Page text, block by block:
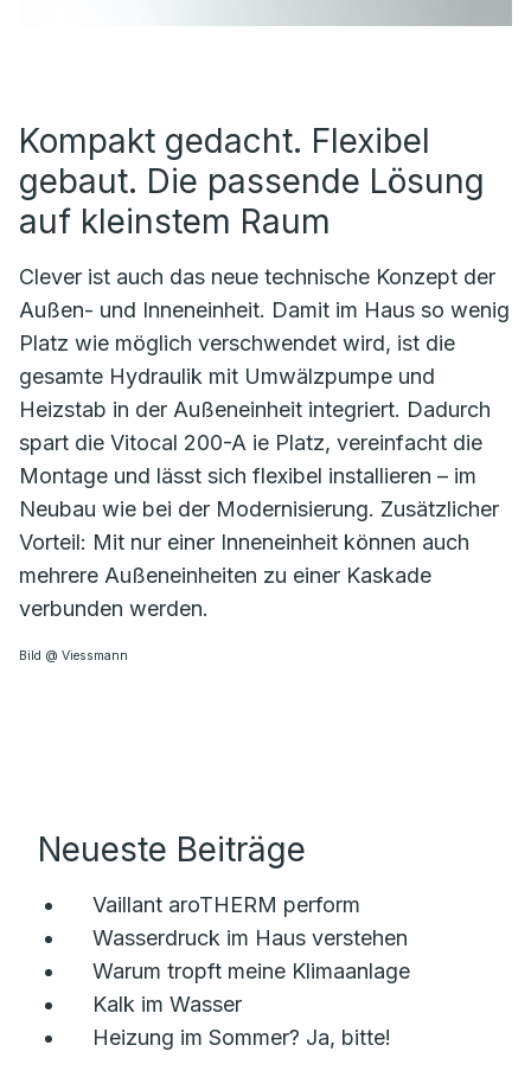
Kompakt gedacht. Flexibel
gebaut. Die passende Lösung
auf kleinstem Raum
Clever ist auch das neue technische Konzept der
Außen- und Inneneinheit. Damit im Haus so wenig
Platz wie möglich verschwendet wird, ist die
gesamte Hydraulik mit Umwälzpumpe und
Heizstab in der Außeneinheit integriert. Dadurch
spart die Vitocal 200-A ie Platz, vereinfacht die
Montage und lässt sich flexibel installieren – im
Neubau wie bei der Modernisierung. Zusätzlicher
Vorteil: Mit nur einer Inneneinheit können auch
mehrere Außeneinheiten zu einer Kaskade
verbunden werden.
Bild @ Viessmann
Neueste Beiträge
Vaillant aroTHERM perform
Wasserdruck im Haus verstehen
Warum tropft meine Klimaanlage
Kalk im Wasser
Heizung im Sommer? Ja, bitte!